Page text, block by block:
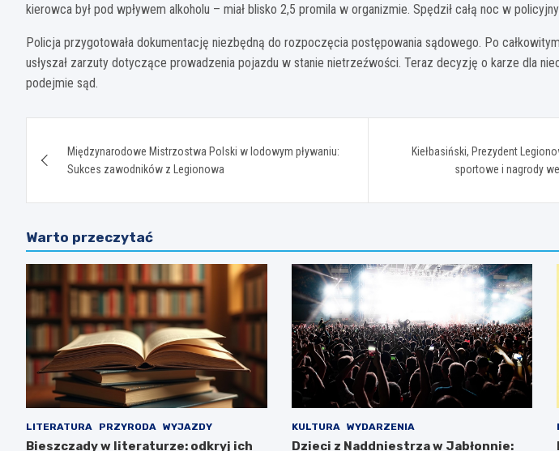
kierowca był pod wpływem alkoholu – miał blisko 2,5 promila w organizmie. Spędził całą noc w
Policja przygotowała dokumentację niezbędną do rozpoczęcia postępowania sądowego. Po
usłyszał zarzuty dotyczące prowadzenia pojazdu w stanie nietrzeźwości. Teraz decyzję o karze dla
podejmie sąd.
wpisuMiędzynarodowe Mistrzostwa Polski w lodowym pływaniu:
Sukces zawodników z Legionowa
Kiełbasiński, Prezydent
sportowe i nagrody
Warto przeczytać
LITERATURA PRZYRODA WYJAZDY
Bieszczady w literaturze: odkryj ich
KULTURA WYDARZENIA
Dzieci z Naddniestrza w Jabłonnie: